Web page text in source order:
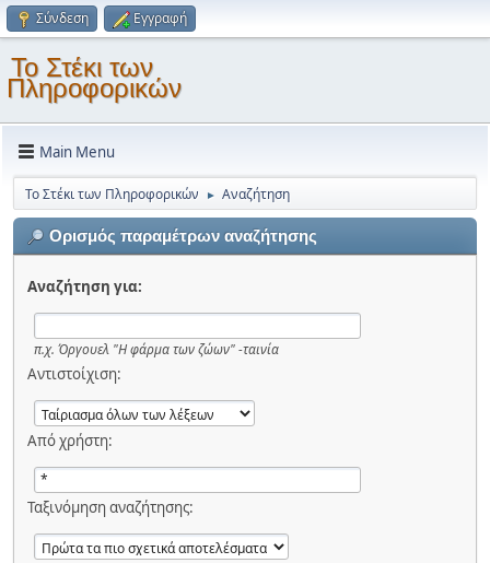
Σύνδεση Εγγραφή
Το Στέκι των
Πληροφορικών
Main Menu
Το Στέκι των Πληροφορικών ► Αναζήτηση
Ορισμός παραμέτρων αναζήτησης
Αναζήτηση για:
π.χ. Όργουελ "Η φάρμα των ζώων" -ταινία
Αντιστοίχιση:
Από χρήστη:
Ταξινόμηση αναζήτησης: